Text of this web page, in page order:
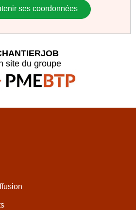
ses coordonnées
site du groupe